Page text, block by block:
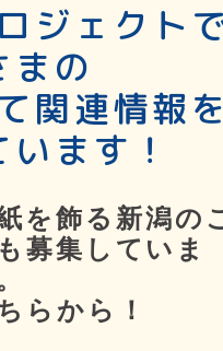
ジェクト
まの
関連情報
ます！
を飾る新潟の
募集していま
らから！